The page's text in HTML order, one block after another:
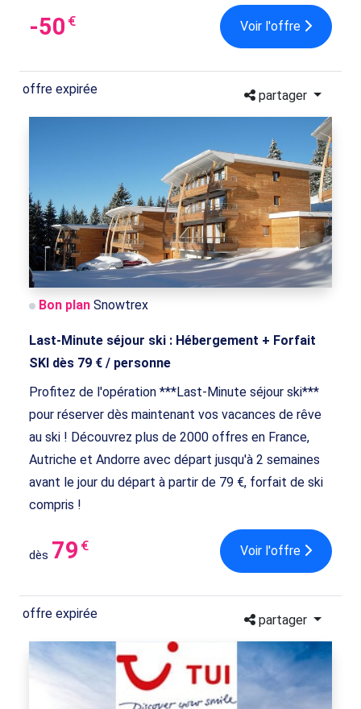
-50 € Voir l'offre
offre expirée partager
Bon plan Snowtrex
Last-Minute séjour ski : Hébergement + Forfait
SKI dès 79 € / personne
Profitez de l'opération ***Last-Minute séjour ski***
pour réserver dès maintenant vos vacances de rêve
au ski ! Découvrez plus de 2000 offres en France,
Autriche et Andorre avec départ jusqu'à 2 semaines
avant le jour du départ à partir de 79 €, forfait de ski
compris !
dès 79 € Voir l'offre
offre expirée partager